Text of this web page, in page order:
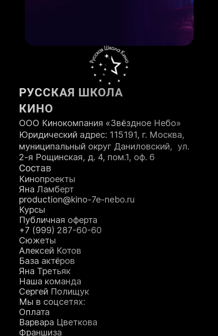
Актёрское
мастерство
Оператор+монт
аж
Режиссура
Художник по
гриму
Теле-
радиоведущий
Ораторское
искусство
Кинопроект+съё
мка
Сценарное дело
Видеоблогер
Журналистика
Подробнее
Подробне
е
Подробнее
Подробнее
Подробнее
Подробне
е
Подробне
е
РУССКАЯ ШКОЛА
КИНО
ООО Кинокомпания «Звёздное Небо»
Юридический адрес: 115191, г. Москва,
муниципальный округ Даниловский, ул.
2-я Рощинская, д. 4, пом.1, оф. 6
Состав
Кинопроекты
Яна Ламберт
production@kino-7e-nebo.ru
Курсы
Публичная оферта
+7 (999) 287-60-60
Сюжеты
Алексей Котов
База актёров
Яна Третьяк
Наша команда
Сергей Полищук
Мы в соцсетях:
Оплата
Варвара Цветкова
Франшиза